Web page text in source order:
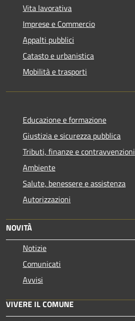
Vita lavorativa
Imprese e Commercio
Appalti pubblici
Catasto e urbanistica
Mobilità e trasporti
Educazione e formazione
Giustizia e sicurezza pubblica
Tributi, finanze e contravvenzioni
Ambiente
Salute, benessere e assistenza
Autorizzazioni
NOVITÀ
Notizie
Comunicati
Avvisi
VIVERE IL COMUNE